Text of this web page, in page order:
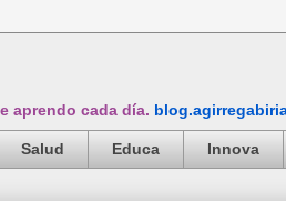
aprendo cada día.
Salud Educa Innova